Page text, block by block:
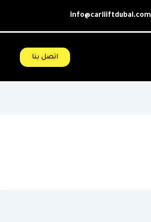
info@carliiftdubai.com
اتصل بنا